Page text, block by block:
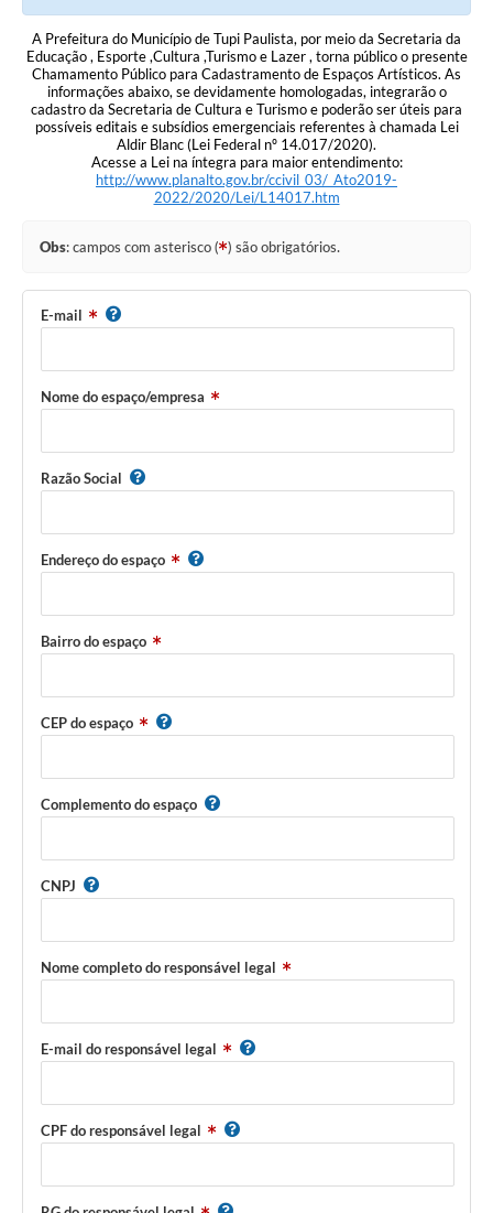
A Prefeitura do Município de Tupi Paulista, por meio da Secretaria da
Educação , Esporte ,Cultura ,Turismo e Lazer , torna público o presente
Chamamento Público para Cadastramento de Espaços Artísticos. As
informações abaixo, se devidamente homologadas, integrarão o
cadastro da Secretaria de Cultura e Turismo e poderão ser úteis para
possíveis editais e subsídios emergenciais referentes à chamada Lei
Aldir Blanc (Lei Federal nº 14.017/2020).
Acesse a Lei na íntegra para maior entendimento:
http://www.planalto.gov.br/ccivil_03/_Ato2019-
2022/2020/Lei/L14017.htm
Obs: campos com asterisco ( ) são obrigatórios.
E-mail
Nome do espaço/empresa
Razão Social
Endereço do espaço
Bairro do espaço
CEP do espaço
Complemento do espaço
CNPJ
Nome completo do responsável legal
E-mail do responsável legal
CPF do responsável legal